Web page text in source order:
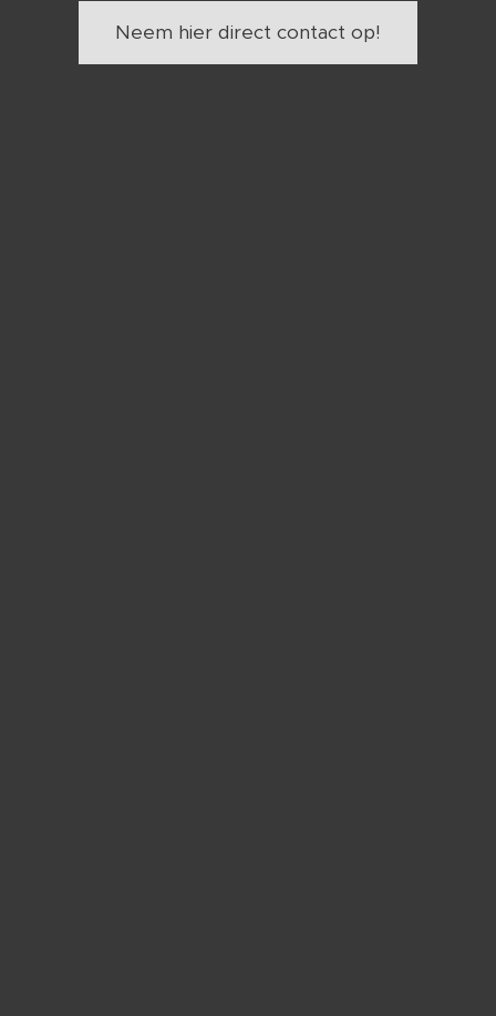
Neem hier direct contact op!